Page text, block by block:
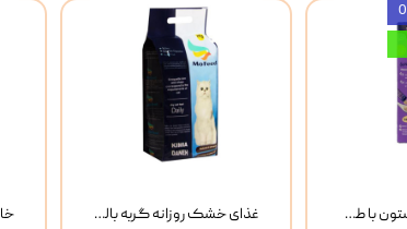
غذای خشک روزانه گربه بالغ مفید MoFeed Adult Daily Cat Food وزن 2 کیلوگرم بستنی گربه وینستون با طعم مرغ و ماهی Winstone Chicken & Fish بسته 8 عددی